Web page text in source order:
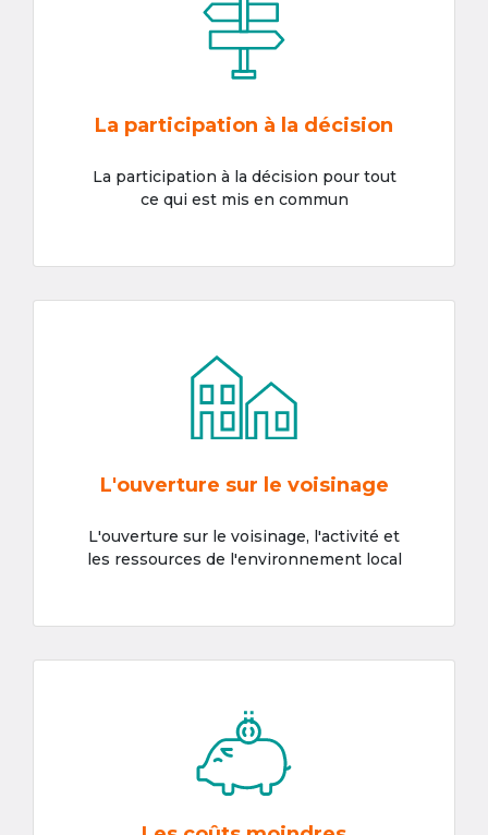
La participation à la décision
La participation à la décision pour tout
ce qui est mis en commun
L'ouverture sur le voisinage
L'ouverture sur le voisinage, l'activité et
les ressources de l'environnement local